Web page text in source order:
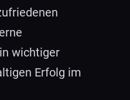
wichtiger
Erfolg im